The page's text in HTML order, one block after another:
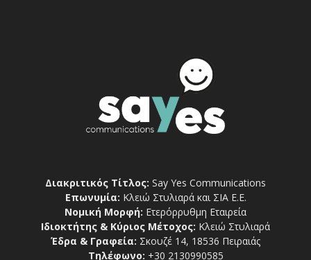
Διακριτικός Τίτλος: Say Yes Communications
Επωνυμία: Κλειώ Στυλιαρά και ΣΙΑ Ε.Ε.
Νομική Μορφή: Ετερόρρυθμη Εταιρεία
Ιδιοκτήτης & Κύριος Μέτοχος: Κλειώ Στυλιαρά
Έδρα & Γραφεία: Σκουζέ 14, 18536 Πειραιάς
Τηλέφωνο: +30 2130990585